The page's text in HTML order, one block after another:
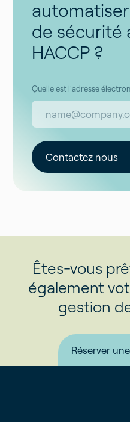
de sécurité
HACCP ?
Quelle est l'adresse
Contactez nous
Êtes-vous
également
gestion
Réserver